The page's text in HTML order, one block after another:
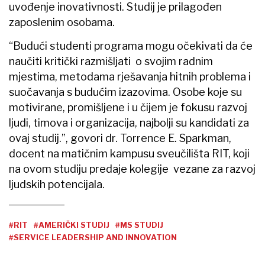
uvođenje inovativnosti. Studij je prilagođen
zaposlenim osobama.
“Budući studenti programa mogu očekivati da će
naučiti kritički razmišljati o svojim radnim
mjestima, metodama rješavanja hitnih problema i
suočavanja s budućim izazovima. Osobe koje su
motivirane, promišljene i u čijem je fokusu razvoj
ljudi, timova i organizacija, najbolji su kandidati za
ovaj studij.”, govori dr. Torrence E. Sparkman,
docent na matičnim kampusu sveučilišta RIT, koji
na ovom studiju predaje kolegije vezane za razvoj
ljudskih potencijala.
#RIT #AMERIČKI STUDIJ
#MS STUDIJ
#SERVICE LEADERSHIP AND INNOVATION